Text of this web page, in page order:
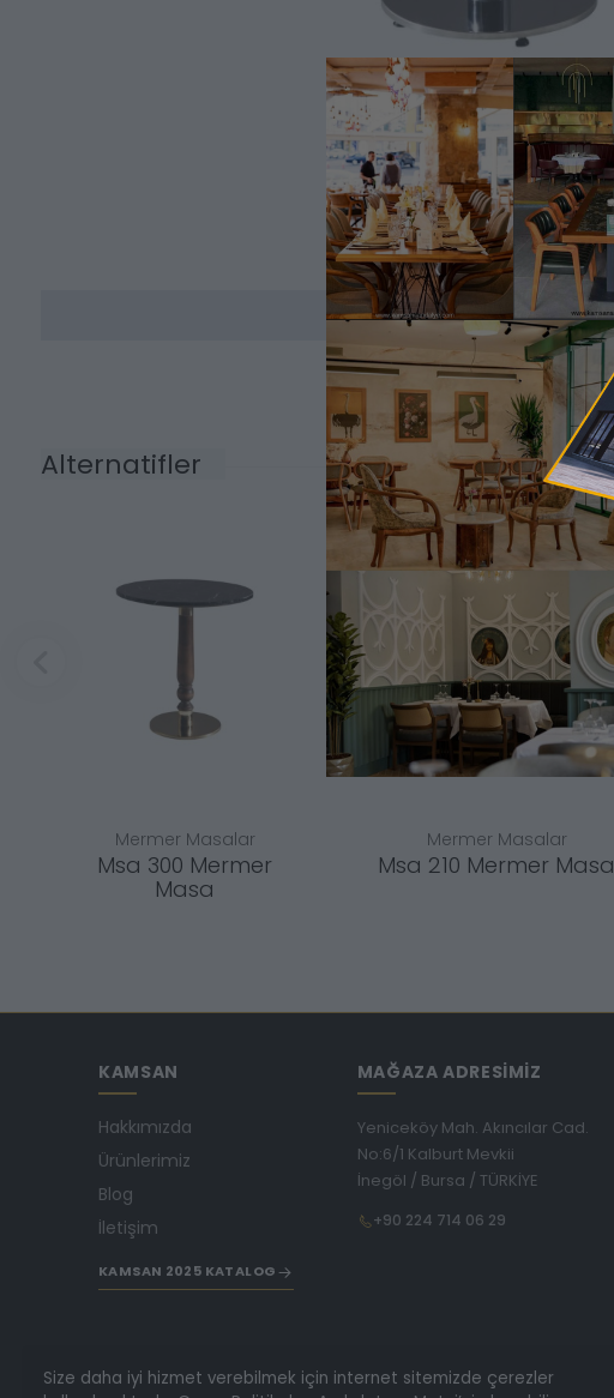
Alternatifler
Mermer Masalar
Msa 300 Mermer
Masa
Mermer Masalar
Msa 210 Mermer Masa
KAMSAN
Hakkımızda
Ürünlerimiz
Blog
İletişim
KAMSAN 2025 KATALOG
MAĞAZA ADRESİMİZ
Yeniceköy Mah. Akıncılar Cad.
No:6/1 Kalburt Mevkii
İnegöl / Bursa / TÜRKİYE
+90 224 714 06 29
Size daha iyi hizmet verebilmek için internet sitemizde çerezler